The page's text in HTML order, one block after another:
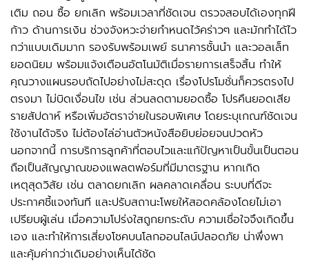
เติม ถอน ซื้อ ยกเลิก พร้อมเวลาที่ชัดเจน ตรวจสอบได้เองทุกฝี
ก้าว ด้านการเงิน ช่วงจังหวะจ่ายกำหนดไว้คร่าวๆ และมักทำได้ไว
กว่าแบบเดิมมาก รองรับพร้อมเพย์ ธนาคารชั้นนำ และวอลเล็ท
ยอดนิยม พร้อมแจ้งเตือนอัตโนมัติเมื่อรายการเสร็จสิ้น ทำให้
คุณวางแผนรอบถัดไปอย่างไม่สะดุด เรื่องโปรโมชั่นก็ควรตรงไป
ตรงมา ไม่บิดเงื่อนไข เช่น ส่วนลดตามยอดซื้อ โปรคืนยอดเสีย
รายสัปดาห์ หรือเพิ่มอัตราจ่ายในรอบพิเศษ โดยระบุเกณฑ์ชัดเจน
ใช้งานได้จริง ไม่ต้องไล่อ่านตัวหนังสือยิบย่อยจนปวดหัว
นอกจากนี้ การบริการลูกค้าที่ตอบไวและแก้ปัญหาเป็นขั้นเป็นตอน
ถือเป็นสัญญาณของแพลตฟอร์มที่มีมาตรฐาน หากเกิด
เหตุสุดวิสัย เช่น ตลาดยกเลิก ผลคลาดเคลื่อน ระบบที่ดีจะ
ประกาศชี้แจงทันที และปรับสถานะโพยให้สอดคล้องโดยไม่เอา
เปรียบผู้เล่น เมื่อความโปร่งใสถูกยกระดับ ความเชื่อใจจึงเกิดขึ้น
เอง และทำให้การเสี่ยงโชคบนโลกออนไลน์ปลอดภัย น่าพึ่งพา
และคุ้มค่ากว่าเดิมอย่างเห็นได้ชัด